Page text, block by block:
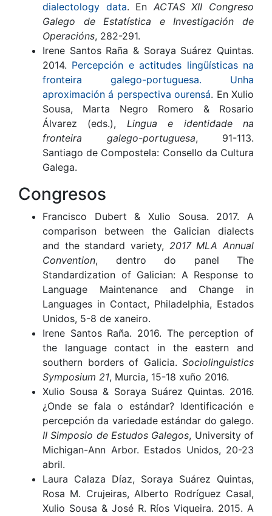
dialectology data. En ACTAS XII Congreso
Galego de Estatística e Investigación de
Operacións, 282-291.
Irene Santos Raña & Soraya Suárez Quintas.
2014. Percepción e actitudes lingüísticas na
fronteira galego-portuguesa. Unha
aproximación á perspectiva ourensá. En Xulio
Sousa, Marta Negro Romero & Rosario
Álvarez (eds.), Lingua e identidade na
fronteira galego-portuguesa, 91-113.
Santiago de Compostela: Consello da Cultura
Galega.
Congresos
Francisco Dubert & Xulio Sousa. 2017. A
comparison between the Galician dialects
and the standard variety, 2017 MLA Annual
Convention, dentro do panel The
Standardization of Galician: A Response to
Language Maintenance and Change in
Languages in Contact, Philadelphia, Estados
Unidos, 5-8 de xaneiro.
Irene Santos Raña. 2016. The perception of
the language contact in the eastern and
southern borders of Galicia. Sociolinguistics
Symposium 21, Murcia, 15-18 xuño 2016.
Xulio Sousa & Soraya Suárez Quintas. 2016.
¿Onde se fala o estándar? Identificación e
percepción da variedade estándar do galego.
II Simposio de Estudos Galegos, University of
Michigan-Ann Arbor. Estados Unidos, 20-23
abril.
Laura Calaza Díaz, Soraya Suárez Quintas,
Rosa M. Crujeiras, Alberto Rodríguez Casal,
Xulio Sousa & José R. Ríos Viqueira. 2015. A